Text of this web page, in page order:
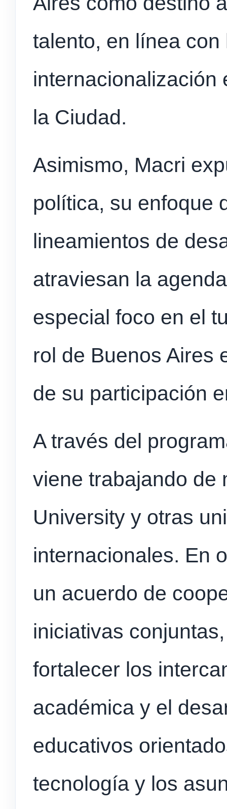
talento, en línea
internacionalización
la Ciudad.
Asimismo, Macri
política, su enfoque
lineamientos de
atraviesan la
especial foco en el
rol de Buenos Aires
de su participación
A través del
viene trabajando de
University y otras
internacionales. En
un acuerdo de
iniciativas
fortalecer los
académica y el
educativos
tecnología y los